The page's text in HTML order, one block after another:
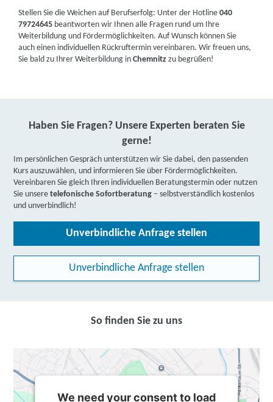
Stellen Sie die Weichen auf Berufserfolg: Unter der Hotline040
79724645 beantworten wir Ihnen alle Fragen rund um Ihre
Weiterbildung und Fördermöglichkeiten. Auf Wunsch können Sie
auch einen individuellen Rückruftermin vereinbaren. Wir freuen uns,
Sie bald zu Ihrer Weiterbildung inChemnitz zu begrüßen!
Haben Sie Fragen? Unsere Experten beraten Sie
gerne!
Im persönlichen Gespräch unterstützen wir Sie dabei, den passenden
Kurs auszuwählen, und informieren Sie über Fördermöglichkeiten.
Vereinbaren Sie gleich Ihren individuellen Beratungstermin oder nutzen
Sie unseretelefonische Sofortberatung – selbstverständlich kostenlos
und unverbindlich!
Unverbindliche Anfrage stellen
Unverbindliche Anfrage stellen
So finden Sie zu uns
We need your consent to load